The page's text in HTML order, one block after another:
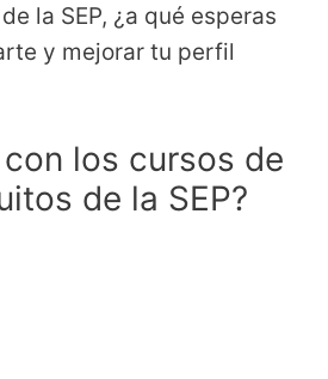
la SEP, ¿a qué esperas
y mejorar tu perfil
los cursos de
de la SEP?